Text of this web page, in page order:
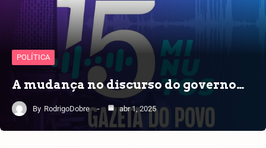
POLÍTICA
A mudança no discurso do governo…
By RodrigoDobre abr 1, 2025